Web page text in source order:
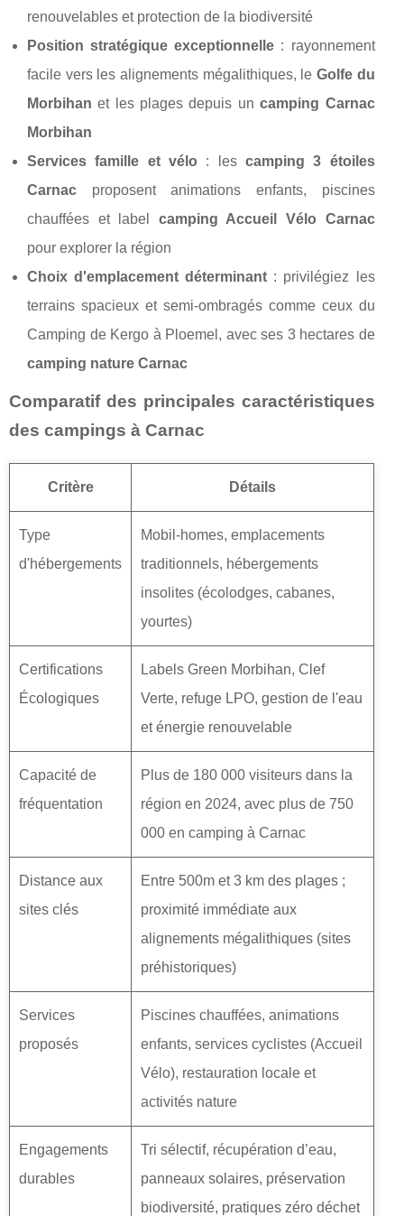
renouvelables et protection de la biodiversité
Position stratégique exceptionnelle : rayonnement
facile vers les alignements mégalithiques, le Golfe du
Morbihan et les plages depuis uncamping Carnac
Morbihan
Services famille et vélo : les camping 3 étoiles
Carnac proposent animations enfants, piscines
chauffées et label camping Accueil Vélo Carnac
pour explorer la région
Choix d'emplacement déterminant : privilégiez les
terrains spacieux et semi-ombragés comme ceux du
Camping de Kergo à Ploemel, avec ses 3 hectares de
camping nature Carnac
Comparatif des principales caractéristiques
des campings à Carnac
Critère Détails
Type
d'hébergements
Mobil-homes, emplacements
traditionnels, hébergements
insolites (écolodges, cabanes,
yourtes)
Certifications
Écologiques
Labels Green Morbihan, Clef
Verte, refuge LPO, gestion de l'eau
et énergie renouvelable
Capacité de
fréquentation
Plus de 180 000 visiteurs dans la
région en 2024, avec plus de 750
000 en camping à Carnac
Distance aux
sites clés
Entre 500m et 3 km des plages ;
proximité immédiate aux
alignements mégalithiques (sites
préhistoriques)
Services
proposés
Piscines chauffées, animations
enfants, services cyclistes (Accueil
Vélo), restauration locale et
activités nature
Engagements
durables
Tri sélectif, récupération d’eau,
panneaux solaires, préservation
biodiversité, pratiques zéro déchet